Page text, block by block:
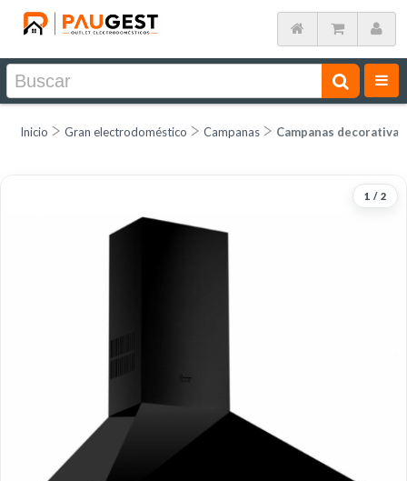
Inicio Gran electrodoméstico Campanas Campanas decorativas
1 / 2